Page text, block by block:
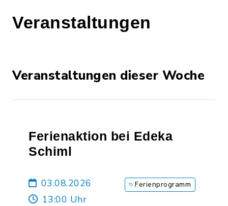
Veranstaltungen
Veranstaltungen dieser Woche
Ferienaktion bei Edeka
Schiml
03.08.2026
13:00 Uhr
Ferienprogramm